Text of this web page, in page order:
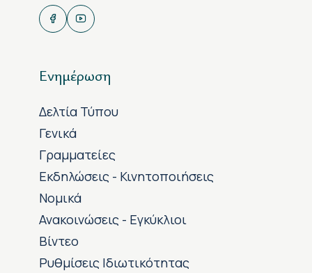
Ενημέρωση
Δελτία Τύπου
Γενικά
Γραμματείες
Εκδηλώσεις - Κινητοποιήσεις
Νομικά
Ανακοινώσεις - Εγκύκλιοι
Βίντεο
Ρυθμίσεις Ιδιωτικότητας